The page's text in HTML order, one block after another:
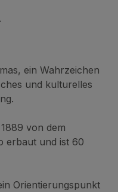
ein Wahrzeichen
und kulturelles
von dem
erbaut und ist 60
Orientierungspunkt